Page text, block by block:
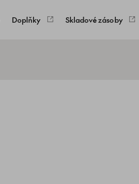
Doplňky Skladové zásoby